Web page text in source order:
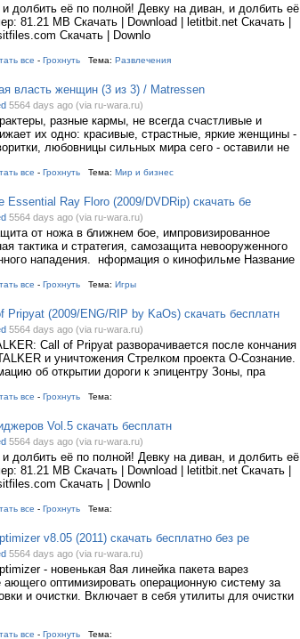
долбить её по полной! Девку на диван, и долбить её
81.21 MB Скачать | Download | letitbit.net Скачать |
Скачать | Downlo
все - Грохнуть Тема: Развлечения
власть женщин (3 из 3) / Matressen
5564 days ago (via ru-wara.ru)
разные кармы, не всегда счастливые и
их одно: красивые, страстные, яркие женщины -
любовницы сильных мира сего - оставили не
все - Грохнуть Тема: Мир и бизнес
Essential Ray Floro (2009/DVDRip) скачать бе
5564 days ago (via ru-wara.ru)
от ножа в ближнем бое, импровизированное
тактика и стратегия, самозащита невооруженного
нападения. нформация о кинофильме Название
все - Грохнуть Тема: Игры
Pripyat (2009/ENG/RIP by KaOs) скачать бесплатн
5564 days ago (via ru-wara.ru)
Call of Pripyat разворачивается после кончания
и уничтожения Стрелком проекта О-Сознание.
об открытии дороги к эпицентру Зоны, пра
все - Грохнуть Тема:
Vol.5 скачать бесплатн
5564 days ago (via ru-wara.ru)
долбить её по полной! Девку на диван, и долбить её
81.21 MB Скачать | Download | letitbit.net Скачать |
Скачать | Downlo
все - Грохнуть Тема:
v8.05 (2011) скачать бесплатно без ре
5564 days ago (via ru-wara.ru)
- новенькая 8ая линейка пакета варез
ающего оптимизировать операционную систему за
и очистки. Включает в себя утилиты для очистки
все - Грохнуть Тема: